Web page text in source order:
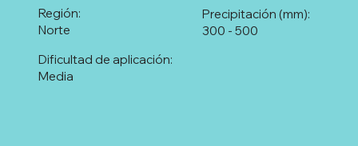
Norte
Región:
300 - 500
Precipitación (mm):
Media
Dificultad de aplicación: